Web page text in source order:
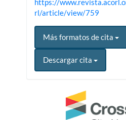
https://
rl/article/view/759
Más formatos de cita
Descargar cita